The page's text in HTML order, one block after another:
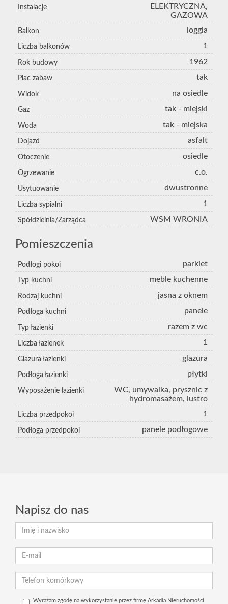
Instalacje
ELEKTRYCZNA,
GAZOWA
Balkon loggia
Liczba balkonów 1
Rok budowy 1962
Plac zabaw tak
Widok na osiedle
Gaz tak - miejski
Woda tak - miejska
Dojazd asfalt
Otoczenie osiedle
Ogrzewanie c.o.
Usytuowanie dwustronne
Liczba sypialni 1
Spółdzielnia/Zarządca WSM WRONIA
Pomieszczenia
Podłogi pokoi parkiet
Typ kuchni meble kuchenne
Rodzaj kuchni jasna z oknem
Podłoga kuchni panele
Typ łazienki razem z wc
Liczba łazienek 1
Glazura łazienki glazura
Podłoga łazienki płytki
Wyposażenie łazienki
WC, umywalka, prysznic z
hydromasażem, lustro
Liczba przedpokoi 1
Podłoga przedpokoi panele podłogowe
Napisz do nas
Wyrażam zgodę na wykorzystanie przez firmę Arkadia Nieruchomości